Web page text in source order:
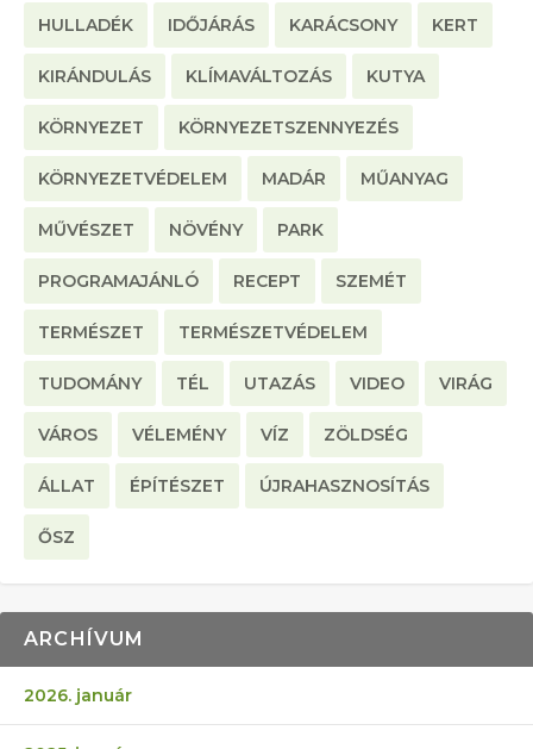
HULLADÉK IDŐJÁRÁS KARÁCSONY KERT
KIRÁNDULÁS KLÍMAVÁLTOZÁS KUTYA
KÖRNYEZET KÖRNYEZETSZENNYEZÉS
KÖRNYEZETVÉDELEM MADÁR MŰANYAG
MŰVÉSZET NÖVÉNY PARK
PROGRAMAJÁNLÓ RECEPT SZEMÉT
TERMÉSZET TERMÉSZETVÉDELEM
TUDOMÁNY TÉL UTAZÁS VIDEO VIRÁG
VÁROS VÉLEMÉNY VÍZ ZÖLDSÉG
ÁLLAT ÉPÍTÉSZET ÚJRAHASZNOSÍTÁS
ŐSZ
ARCHÍVUM
2026. január